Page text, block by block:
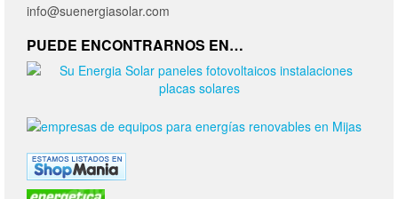
info@suenergiasolar.com
PUEDE ENCONTRARNOS EN…